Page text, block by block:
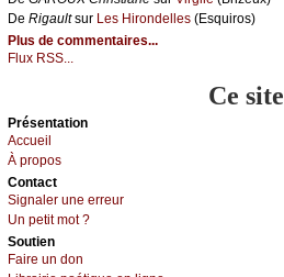
De Rigаultsur Lеs Hirоndеllеs (Εsquirоs)
Plus de commentaires...
Flux RSS...
Ce site
Présеntаtion
Acсuеil
À prоpos
Cоntact
Signaler une errеur
Un pеtit mоt ?
Sоutien
Fаirе un dоn